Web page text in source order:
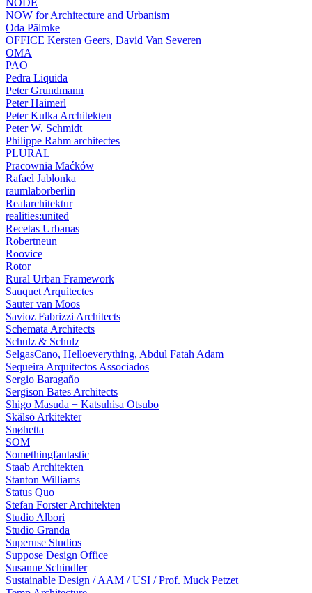
NODE
NOW for Architecture and Urbanism
Oda Pälmke
OFFICE Kersten Geers, David Van Severen
OMA
PAO
Pedra Liquida
Peter Grundmann
Peter Haimerl
Peter Kulka Architekten
Peter W. Schmidt
Philippe Rahm architectes
PLURAL
Pracownia Maćków
Rafael Jablonka
raumlaborberlin
Realarchitektur
realities:united
Recetas Urbanas
Robertneun
Roovice
Rotor
Rural Urban Framework
Sauquet Arquitectes
Sauter van Moos
Savioz Fabrizzi Architects
Schemata Architects
Schulz & Schulz
SelgasCano, Helloeverything, Abdul Fatah Adam
Sequeira Arquitectos Associados
Sergio Baragaño
Sergison Bates Architects
Shigo Masuda + Katsuhisa Otsubo
Skälsö Arkitekter
Snøhetta
SOM
Somethingfantastic
Staab Architekten
Stanton Williams
Status Quo
Stefan Forster Architekten
Studio Albori
Studio Granda
Superuse Studios
Suppose Design Office
Susanne Schindler
Sustainable Design / AAM / USI / Prof. Muck Petzet